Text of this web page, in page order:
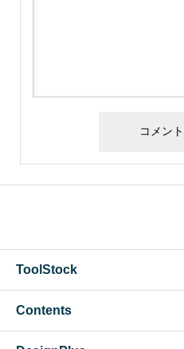
ToolStock
Tool Stockについて
Contents